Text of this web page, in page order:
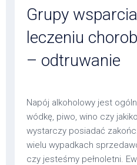
Grupy
leczeniu
– odtruwanie
Napój alkoholowy jest
wódkę, piwo, wino czy
wystarczy posiadać
wielu wypadkach
czy jesteśmy pełnoletni.